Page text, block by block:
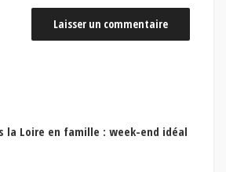
la Loire en famille : week-end idéal